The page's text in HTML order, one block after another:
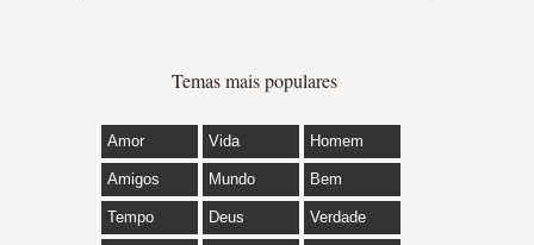
Temas mais populares
Amor Vida Homem
Amigos Mundo Bem
Tempo Deus Verdade